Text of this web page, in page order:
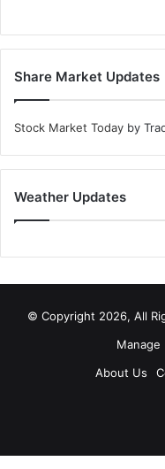
Share Market Updates
Stock Market Today by
Weather Updates
© Copyright 2026, All
Manage
About Us